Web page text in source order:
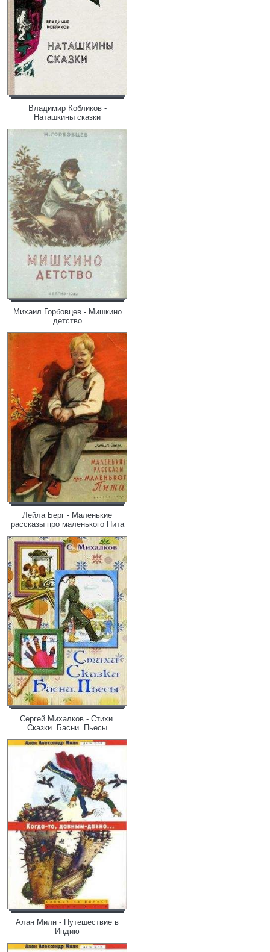
Владимир Кобликов -
Наташкины сказки
Михаил Горбовцев - Мишкино
детство
Лейла Берг - Маленькие
рассказы про маленького Пита
Сергей Михалков - Стихи.
Сказки. Басни. Пьесы
Алан Милн - Путешествие в
Индию